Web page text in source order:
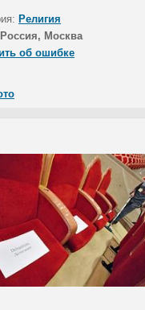
Религия
Россия, Москва
об ошибке